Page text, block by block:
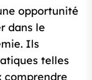
opportunité
dans le
Ils
telles
comprendre